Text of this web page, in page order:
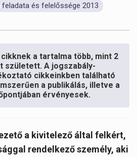
és felelőssége 2013
a tartalma több, mint 2
született. A jogszabály-
cikkeinkben található
a publikálás, illetve a
érvényesek.
a kivitelező által felkért,
rendelkező személy, aki